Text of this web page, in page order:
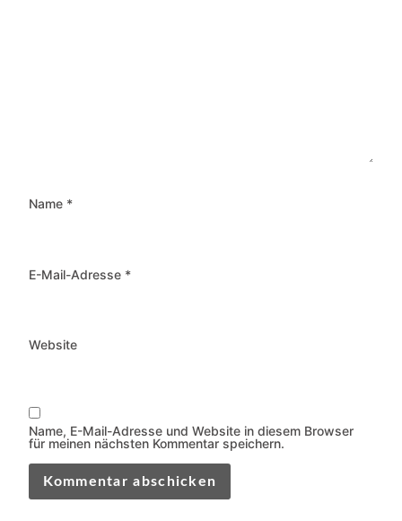
Name *
E-Mail-Adresse *
Website
Name, E-Mail-Adresse und Website in diesem Browser
für meinen nächsten Kommentar speichern.